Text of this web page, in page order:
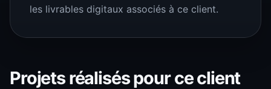
les livrables digitaux associés à ce client.
Projets réalisés pour ce client